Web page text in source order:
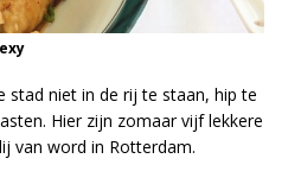
stad niet in de rij te staan, hip te
Hier zijn zomaar vijf lekkere
van word in Rotterdam.